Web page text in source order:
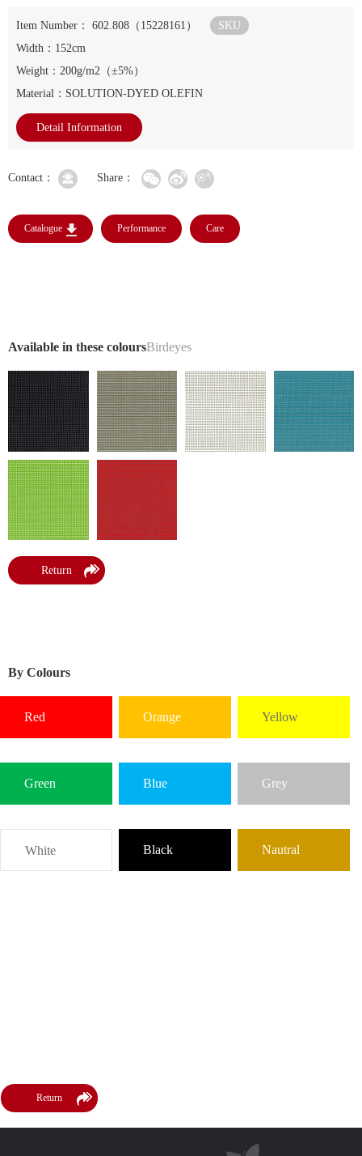
Item Number： 602.808（15228161）
SKU
Width：152cm
Weight：200g/m2（±5%）
Material：SOLUTION-DYED OLEFIN
Detail Information
Contact： Share：
Catalogue Performance Care
Available in these coloursBirdeyes
Return
By Colours
Red Orange Yellow
Green Blue Grey
White Black Nautral
Return